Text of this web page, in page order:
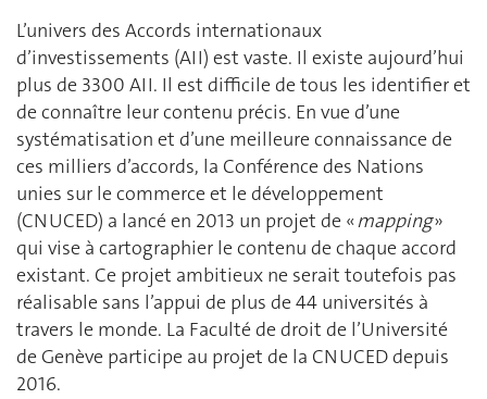
L’univers des Accords internationaux
d’investissements (AII) est vaste. Il existe aujourd’hui
plus de 3300 AII. Il est difficile de tous les identifier et
de connaître leur contenu précis. En vue d’une
systématisation et d’une meilleure connaissance de
ces milliers d’accords, la Conférence des Nations
unies sur le commerce et le développement
(CNUCED) a lancé en 2013 un projet de «mapping»
qui vise à cartographier le contenu de chaque accord
existant. Ce projet ambitieux ne serait toutefois pas
réalisable sans l’appui de plus de 44 universités à
travers le monde. La Faculté de droit de l’Université
de Genève participe au projet de la CNUCED depuis
2016.